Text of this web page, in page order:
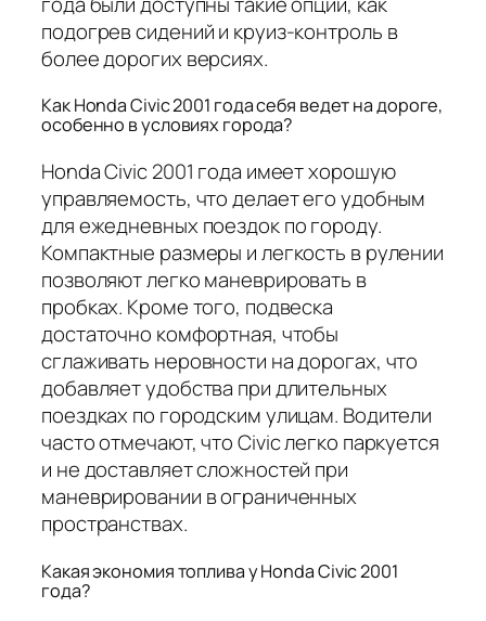
подогрев сидений и круиз-контроль в
более дорогих версиях.
Как Honda Civic 2001 года себя ведет на дороге,
особенно в условиях города?
Honda Civic 2001 года имеет хорошую
управляемость, что делает его удобным
для ежедневных поездок по городу.
Компактные размеры и легкость в рулении
позволяют легко маневрировать в
пробках. Кроме того, подвеска
достаточно комфортная, чтобы
сглаживать неровности на дорогах, что
добавляет удобства при длительных
поездках по городским улицам. Водители
часто отмечают, что Civic легко паркуется
и не доставляет сложностей при
маневрировании в ограниченных
пространствах.
Какая экономия топлива у Honda Civic 2001
года?